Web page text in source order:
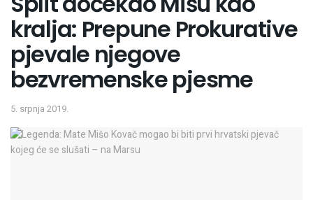
kralja: Prepune Prokurative
pjevale njegove
bezvremenske pjesme
5. srpnja 2019.